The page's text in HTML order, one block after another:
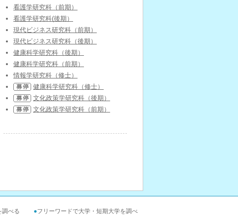
看護学研究科（前期）
看護学研究科(後期）
現代ビジネス研究科（前期）
現代ビジネス研究科（後期）
健康科学研究科（後期）
健康科学研究科（前期）
情報学研究科（修士）
健康科学研究科（修士）
文化政策学研究科（後期）
文化政策学研究科（前期）
調べる ●フリーワードで大学・短期大学を調べ